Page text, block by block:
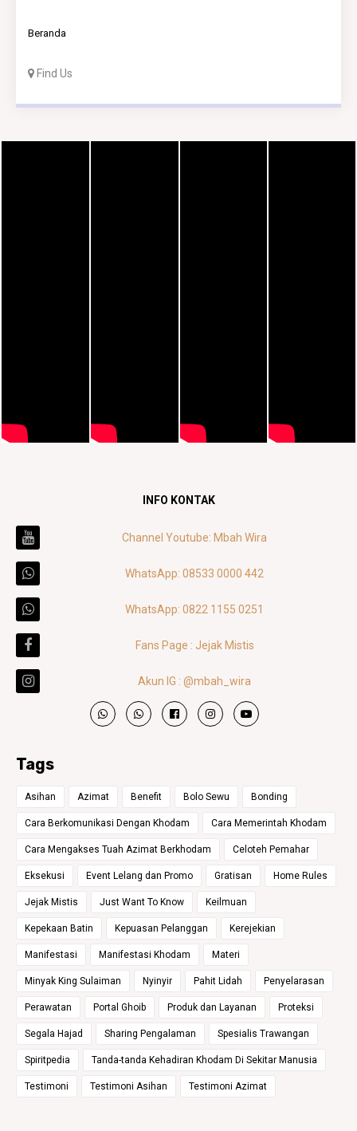
Beranda
Find Us
INFO KONTAK
Channel Youtube: Mbah Wira
WhatsApp: 08533 0000 442
WhatsApp: 0822 1155 0251
Fans Page : Jejak Mistis
Akun IG : @mbah_wira
Tags
Asihan Azimat Benefit Bolo Sewu Bonding
Cara Berkomunikasi Dengan Khodam Cara Memerintah Khodam
Cara Mengakses Tuah Azimat Berkhodam Celoteh Pemahar
Eksekusi Event Lelang dan Promo Gratisan Home Rules
Jejak Mistis Just Want To Know Keilmuan
Kepekaan Batin Kepuasan Pelanggan Kerejekian
Manifestasi Manifestasi Khodam Materi
Minyak King Sulaiman Nyinyir Pahit Lidah Penyelarasan
Perawatan Portal Ghoib Produk dan Layanan Proteksi
Segala Hajad Sharing Pengalaman Spesialis Trawangan
Spiritpedia Tanda-tanda Kehadiran Khodam Di Sekitar Manusia
Testimoni Testimoni Asihan Testimoni Azimat